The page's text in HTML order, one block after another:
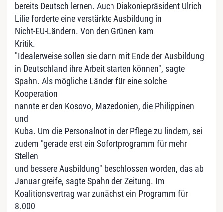
bereits Deutsch lernen. Auch Diakoniepräsident Ulrich
Lilie forderte eine verstärkte Ausbildung in
Nicht-EU-Ländern. Von den Grünen kam
Kritik.
"Idealerweise sollen sie dann mit Ende der Ausbildung
in Deutschland ihre Arbeit starten können", sagte
Spahn. Als mögliche Länder für eine solche
Kooperation
nannte er den Kosovo, Mazedonien, die Philippinen
und
Kuba. Um die Personalnot in der Pflege zu lindern, sei
zudem "gerade erst ein Sofortprogramm für mehr
Stellen
und bessere Ausbildung" beschlossen worden, das ab
Januar greife, sagte Spahn der Zeitung. Im
Koalitionsvertrag war zunächst ein Programm für
8.000